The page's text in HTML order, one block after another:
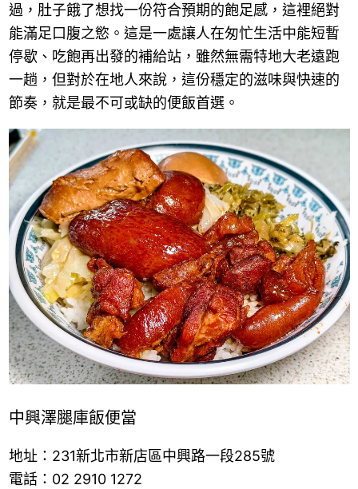
過，肚子餓了想找一份符合預期的飽足感，這裡絕對
能滿足口腹之慾。這是一處讓人在匆忙生活中能短暫
停歇、吃飽再出發的補給站，雖然無需特地大老遠跑
一趟，但對於在地人來說，這份穩定的滋味與快速的
節奏，就是最不可或缺的便飯首選。
中興澤腿庫飯便當
地址：231新北市新店區中興路一段285號
電話：02 2910 1272